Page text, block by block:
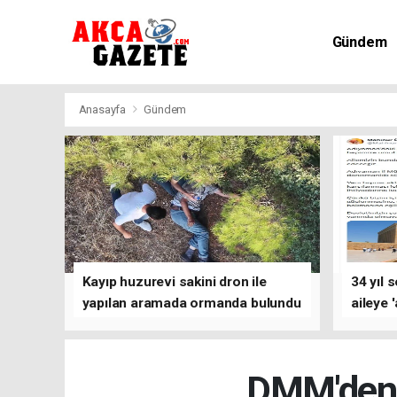
Gündem
Anasayfa Gündem
Kayıp huzurevi sakini dron ile
yapılan aramada ormanda bulundu
34 yıl
aileye